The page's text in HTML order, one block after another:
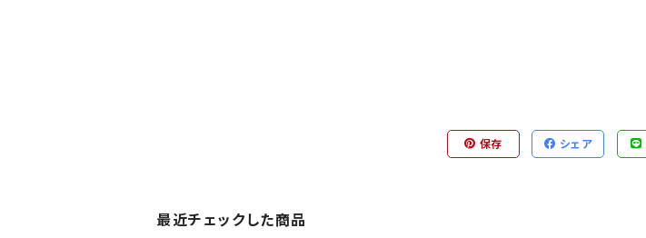
保存 シェア
最近チェックした商品